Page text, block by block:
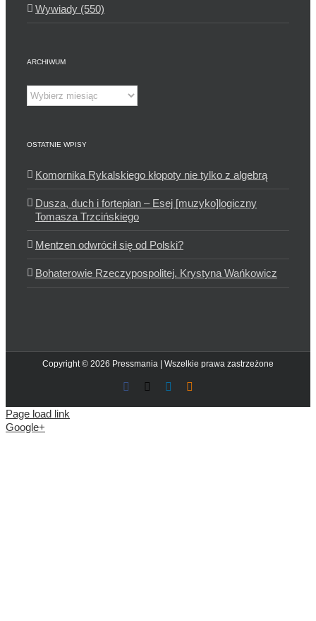
Wywiady (550)
ARCHIWUM
Archiwum
OSTATNIE WPISY
Komornika Rykalskiego kłopoty nie tylko z algebrą
Dusza, duch i fortepian – Esej [muzyko]logiczny
Tomasza Trzcińskiego
Mentzen odwrócił się od Polski?
Bohaterowie Rzeczypospolitej. Krystyna Wańkowicz
Copyright © 2026 Pressmania | Wszelkie prawa zastrzeżone
Facebook LinkedIn
Page load link
Google+